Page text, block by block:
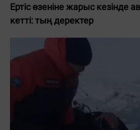
Ертіс өзеніне жарыс кезінде
кетті: тың деректер